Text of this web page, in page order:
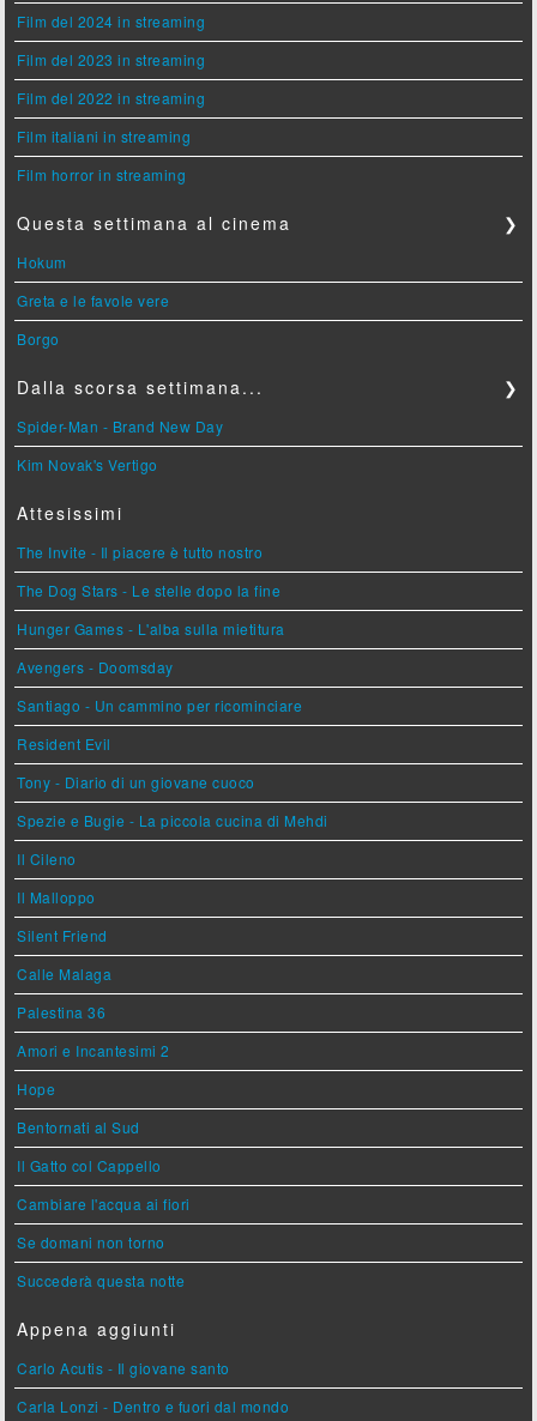
Film del 2024 in streaming
Film del 2023 in streaming
Film del 2022 in streaming
Film italiani in streaming
Film horror in streaming
Questa settimana al cinema ❯
Hokum
Greta e le favole vere
Borgo
Dalla scorsa settimana... ❯
Spider-Man - Brand New Day
Kim Novak's Vertigo
Attesissimi
The Invite - Il piacere è tutto nostro
The Dog Stars - Le stelle dopo la fine
Hunger Games - L'alba sulla mietitura
Avengers - Doomsday
Santiago - Un cammino per ricominciare
Resident Evil
Tony - Diario di un giovane cuoco
Spezie e Bugie - La piccola cucina di Mehdi
Il Cileno
Il Malloppo
Silent Friend
Calle Malaga
Palestina 36
Amori e Incantesimi 2
Hope
Bentornati al Sud
Il Gatto col Cappello
Cambiare l'acqua ai fiori
Se domani non torno
Succederà questa notte
Appena aggiunti
Carlo Acutis - Il giovane santo
Carla Lonzi - Dentro e fuori dal mondo